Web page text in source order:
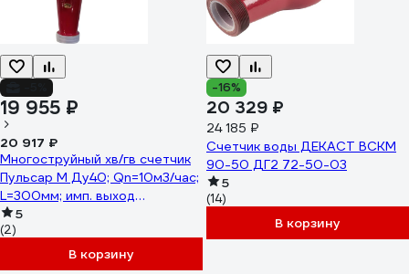
19 955 ₽
20 917 ₽
Многоструйный хв/гв счетчик
Пульсар М Ду40; Qn=10м3/час;
L=300мм; имп. выход
(присоед.) Р00074092
5
(2)
В корзину
-16%
20 329 ₽
24 185 ₽
Счетчик воды ДЕКАСТ ВСКМ
90-50 ДГ2 72-50-03
5
(14)
В корзину